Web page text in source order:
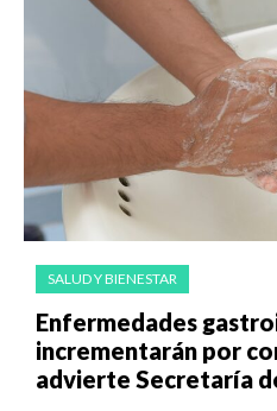
SALUD Y BIENESTAR
Enfermedades
incrementarán por
advierte Secretaría